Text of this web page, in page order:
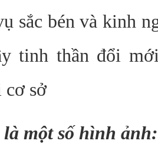
sắc bén và kinh
tinh thần đổi
cơ sở
một số hình ảnh: